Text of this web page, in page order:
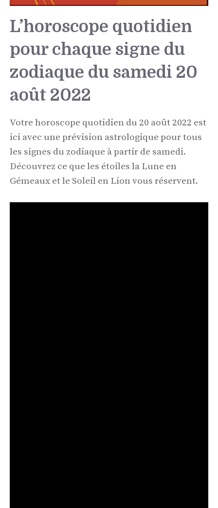
L’horoscope quotidien
pour chaque signe du
zodiaque du samedi 20
août 2022
Votre horoscope quotidien du 20 août 2022 est
ici avec une prévision astrologique pour tous
les signes du zodiaque à partir de samedi.
Découvrez ce que les étoiles la Lune en
Gémeaux et le Soleil en Lion vous réservent.